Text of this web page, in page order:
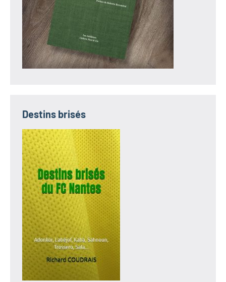
Destins brisés